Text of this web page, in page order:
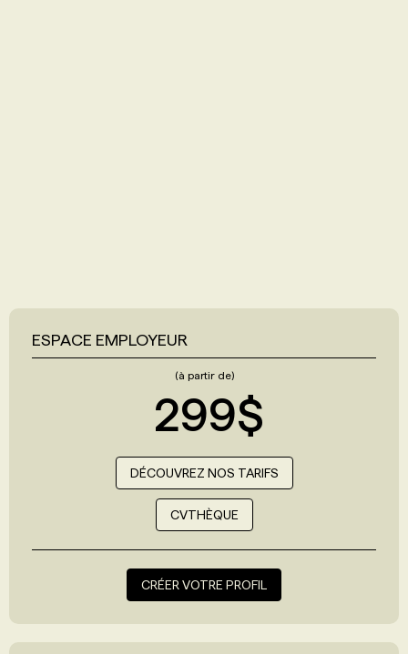
ESPACE EMPLOYEUR
(à partir de)
299$
DÉCOUVREZ NOS TARIFS
CVTHÈQUE
CRÉER VOTRE PROFIL